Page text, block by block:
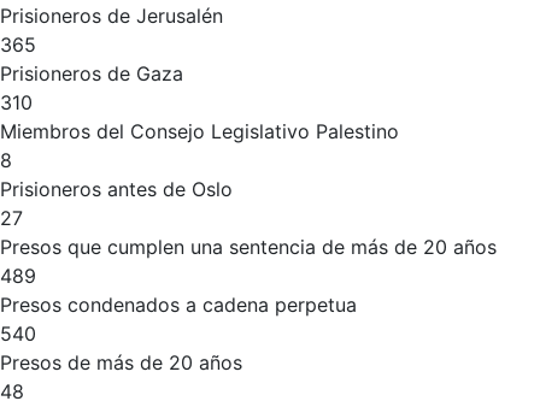
Prisioneros de Jerusalén
365
Prisioneros de Gaza
310
Miembros del Consejo Legislativo Palestino
8
Prisioneros antes de Oslo
27
Presos que cumplen una sentencia de más de 20 años
489
Presos condenados a cadena perpetua
540
Presos de más de 20 años
48